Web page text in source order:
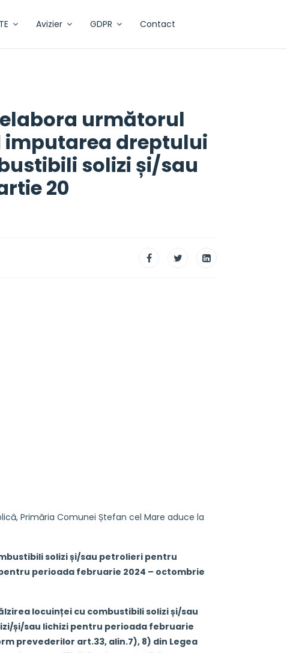
Avizier GDPR Contact
următorul
imputarea dreptului
solizi și/sau
20
Primăria Comunei Ștefan cel Mare aduce la
solizi și/sau petrolieri pentru
perioada februarie 2024 – octombrie
locuinței cu combustibili solizi și/sau
și/sau lichizi pentru perioada februarie
prevederilor art.33, alin.7), 8) din Legea